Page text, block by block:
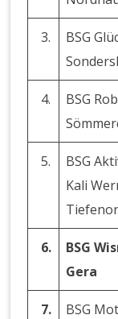
3.
BSG
4.
BSG
5.
BSG
Kali
6.
BSG
Gera
7.
BSG